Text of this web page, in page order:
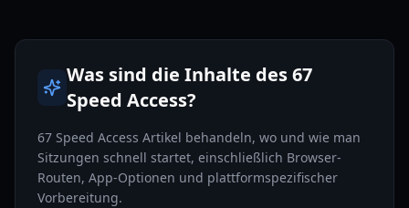
Was sind die Inhalte des 67
Speed Access?
67 Speed Access Artikel behandeln, wo und wie man
Sitzungen schnell startet, einschließlich Browser-
Routen, App-Optionen und plattformspezifischer
Vorbereitung.